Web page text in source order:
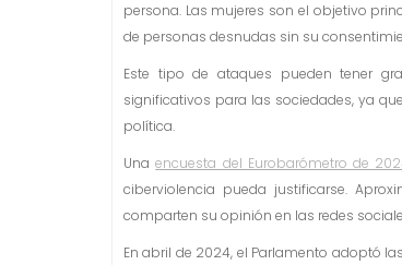
persona. Las mujeres son el objetivo
de personas desnudas sin su
Este tipo de ataques pueden tener
significativos para las sociedades, ya
política.
Unaencuesta del Eurobarómetro de
ciberviolencia pueda justificarse.
comparten su opinión en las redes
En abril de 2024, el Parlamento adoptó las